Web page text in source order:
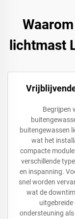
lichtmast
Begrijpen
buitengewassen
wat het
compacte
verschillende
en inspanning.
snel worden
wat de
ondersteuning